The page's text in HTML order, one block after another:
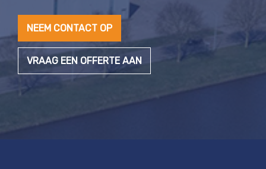
NEEM CONTACT OP
VRAAG EEN OFFERTE AAN